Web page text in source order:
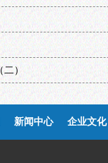
）
新闻中心 企业文化